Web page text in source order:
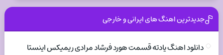
جدیدترین اهنگ های ایرانی و خارجی
دانلود اهنگ یادته قسمت هورد فرشاد مرادی ریمیکس اینستا